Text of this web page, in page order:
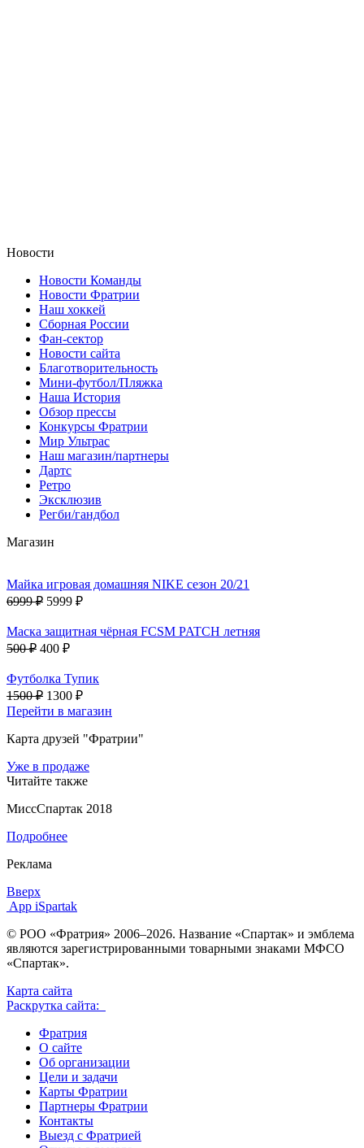
Новости
Новости Команды
Новости Фратрии
Наш хоккей
Сборная России
Фан-cектор
Новости сайта
Благотворительность
Мини-футбол/Пляжка
Наша История
Обзор прессы
Конкурсы Фратрии
Мир Ультрас
Наш магазин/партнеры
Дартс
Ретро
Эксклюзив
Регби/гандбол
Магазин
Майка игровая домашняя NIKE сезон 20/21
6999 ₽ 5999 ₽
Маска защитная чёрная FCSM PATCH летняя
500 ₽ 400 ₽
Футболка Тупик
1500 ₽ 1300 ₽
Перейти в магазин
Карта друзей "Фратрии"
Уже в продаже
Читайте также
МиссСпартак 2018
Подробнее
Реклама
Вверх
App iSpartak
© РОО «Фратрия» 2006–2026. Название «Спартак» и эмблема
являются зарегистрированными товарными знаками МФСО
«Спартак».
Карта сайта
Раскрутка сайта:
Фратрия
О сайте
Об организации
Цели и задачи
Карты Фратрии
Партнеры Фратрии
Контакты
Выезд с Фратрией